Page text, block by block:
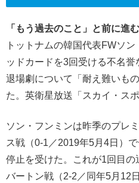
「もう過去のこと」と前に進
トットナムの韓国代表FWソ
ッドカードを3回受ける不名
退場劇について「耐え難いも
た。英衛星放送「スカイ・ス
ソン・フンミンは昨季のプレ
ス戦（0-1／2019年5月4日）
停止を受けた。これが1回目
バートン戦（2-2／同年5月12